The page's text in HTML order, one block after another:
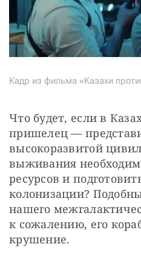
Кадр из фильма «Казахи
Что будет, если в
пришелец —
высокоразвитой
выживания
ресурсов и
колонизации?
нашего
к сожалению, его
крушение.